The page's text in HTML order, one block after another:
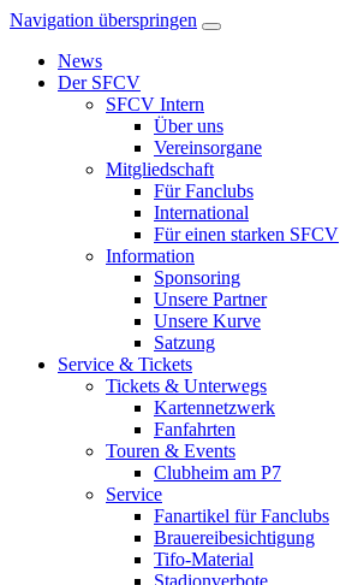
Navigation überspringen
News
Der SFCV
SFCV Intern
Über uns
Vereinsorgane
Mitgliedschaft
Für Fanclubs
International
Für einen starken SFCV
Information
Sponsoring
Unsere Partner
Unsere Kurve
Satzung
Service & Tickets
Tickets & Unterwegs
Kartennetzwerk
Fanfahrten
Touren & Events
Clubheim am P7
Service
Fanartikel für Fanclubs
Brauereibesichtigung
Tifo-Material
Stadionverbote